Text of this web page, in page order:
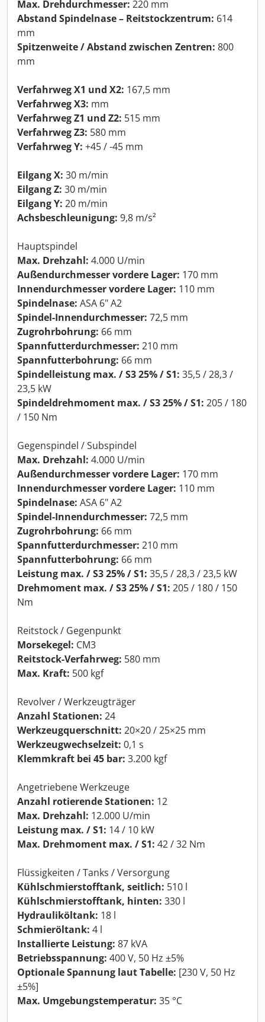
Max. Drehdurchmesser: 220 mm
Abstand Spindelnase – Reitstockzentrum: 614
mm
Spitzenweite / Abstand zwischen Zentren: 800
mm
Verfahrweg X1 und X2: 167,5 mm
Verfahrweg X3: mm
Verfahrweg Z1 und Z2: 515 mm
Verfahrweg Z3: 580 mm
Verfahrweg Y: +45 / -45 mm
Eilgang X: 30 m/min
Eilgang Z: 30 m/min
Eilgang Y: 20 m/min
Achsbeschleunigung: 9,8 m/s²
Hauptspindel
Max. Drehzahl: 4.000 U/min
Außendurchmesser vordere Lager: 170 mm
Innendurchmesser vordere Lager: 110 mm
Spindelnase: ASA 6" A2
Spindel-Innendurchmesser: 72,5 mm
Zugrohrbohrung: 66 mm
Spannfutterdurchmesser: 210 mm
Spannfutterbohrung: 66 mm
Spindelleistung max. / S3 25% / S1: 35,5 / 28,3 /
23,5 kW
Spindeldrehmoment max. / S3 25% / S1: 205 / 180
/ 150 Nm
Gegenspindel / Subspindel
Max. Drehzahl: 4.000 U/min
Außendurchmesser vordere Lager: 170 mm
Innendurchmesser vordere Lager: 110 mm
Spindelnase: ASA 6" A2
Spindel-Innendurchmesser: 72,5 mm
Zugrohrbohrung: 66 mm
Spannfutterdurchmesser: 210 mm
Spannfutterbohrung: 66 mm
Leistung max. / S3 25% / S1: 35,5 / 28,3 / 23,5 kW
Drehmoment max. / S3 25% / S1: 205 / 180 / 150
Nm
Reitstock / Gegenpunkt
Morsekegel: CM3
Reitstock-Verfahrweg: 580 mm
Max. Kraft: 500 kgf
Revolver / Werkzeugträger
Anzahl Stationen: 24
Werkzeugquerschnitt: 20×20 / 25×25 mm
Werkzeugwechselzeit: 0,1 s
Klemmkraft bei 45 bar: 3.200 kgf
Angetriebene Werkzeuge
Anzahl rotierende Stationen: 12
Max. Drehzahl: 12.000 U/min
Leistung max. / S1: 14 / 10 kW
Max. Drehmoment max. / S1: 42 / 32 Nm
Flüssigkeiten / Tanks / Versorgung
Kühlschmierstofftank, seitlich: 510 l
Kühlschmierstofftank, hinten: 330 l
Hydrauliköltank: 18 l
Schmieröltank: 4 l
Installierte Leistung: 87 kVA
Betriebsspannung: 400 V, 50 Hz ±5%
Optionale Spannung laut Tabelle: [230 V, 50 Hz
±5%]
Max. Umgebungstemperatur: 35 °C